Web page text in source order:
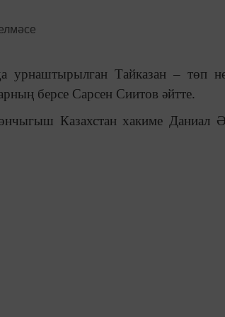
урнаштырылган Тайказан – төп
берсе Сарсен Сиитов әйтте.
Казахстан хакиме Даниал